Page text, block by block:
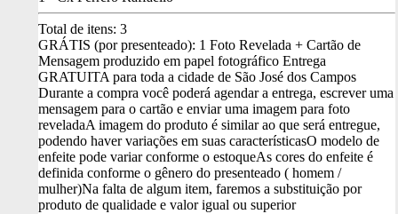
Total de itens: 3
GRÁTIS (por presenteado): 1 Foto Revelada + Cartão de
Mensagem produzido em papel fotográfico Entrega
GRATUITA para toda a cidade de São José dos Campos
Durante a compra você poderá agendar a entrega, escrever uma
mensagem para o cartão e enviar uma imagem para foto
reveladaA imagem do produto é similar ao que será entregue,
podendo haver variações em suas característicasO modelo de
enfeite pode variar conforme o estoqueAs cores do enfeite é
definida conforme o gênero do presenteado ( homem /
mulher)Na falta de algum item, faremos a substituição por
produto de qualidade e valor igual ou superior